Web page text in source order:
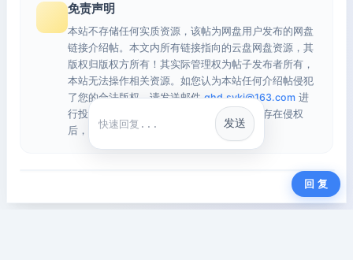
免责声明
本站不存储任何实质资源，该帖为网盘用户发布的网盘
链接介绍帖。本文内所有链接指向的云盘网盘资源，其
版权归版权方所有！其实际管理权为帖子发布者所有，
本站无法操作相关资源。如您认为本站任何介绍帖侵犯
了您的合法版权，请发送邮件qhd.sykj@163.com 进
行投诉，我们将在确认本文链接指向的资源存在侵权
后，立即删除相关介绍帖子！
快捷回复
发送
回 复